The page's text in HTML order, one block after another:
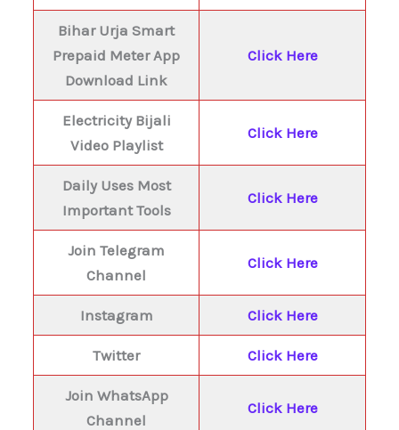
Bihar Urja Smart
Prepaid Meter App
Download Link
Click Here
Electricity Bijali
Video Playlist
Click Here
Daily Uses Most
Important Tools
Click Here
Join Telegram
Channel
Click Here
Instagram Click Here
Twitter Click Here
Join WhatsApp
Channel
Click Here